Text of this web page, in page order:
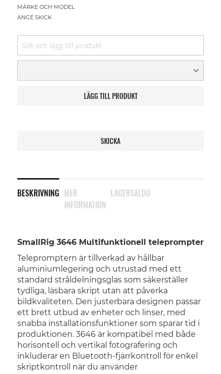
MÄRKE OCH MODEL
ANGE SKICK
LÄGG TILL PRODUKT
SKICKA
BESKRIVNING
SmallRig 3646 Multifunktionell teleprompter
Telepromptern är tillverkad av hållbar
aluminiumlegering och utrustad med ett
standard stråldelningsglas som säkerställer
tydliga, läsbara skript utan att påverka
bildkvaliteten. Den justerbara designen passar
ett brett utbud av enheter och linser, med
snabba installationsfunktioner som sparar tid i
produktionen. 3646 är kompatibel med både
horisontell och vertikal fotografering och
inkluderar en Bluetooth-fjärrkontroll för enkel
skriptkontroll när du använder
MER
INFORMATION
LAGERSALDO